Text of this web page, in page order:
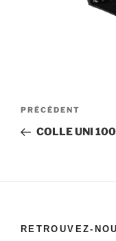
Navigation
l’article
Article
précédent
PRÉCÉDENT
COLLE UNI
RETROUVEZ-